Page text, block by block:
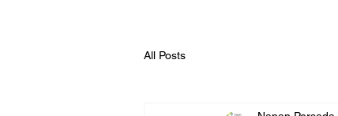
All Posts